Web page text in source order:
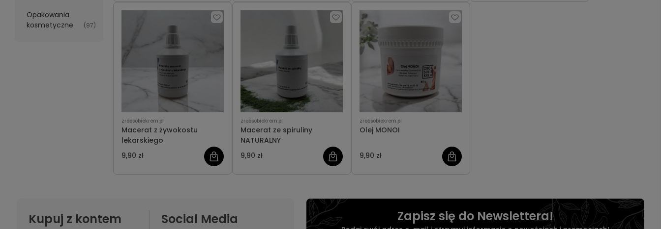
Opakowania
kosmetyczne
(97)
zrobsobiekrem.pl
Macerat z żywokostu
lekarskiego
9,90 zł
zrobsobiekrem.pl
Macerat ze spiruliny
NATURALNY
9,90 zł
zrobsobiekrem.pl
Olej MONOI
9,90 zł
Kupuj z kontem Social Media Zapisz się do Newslettera!